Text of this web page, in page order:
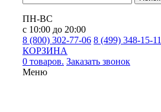
ПН-ВС
с 10:00 до 20:00
8 (800) 302-77-06 8 (499) 348-15-11
КОРЗИНА
0 товаров. Заказать звонок
Меню